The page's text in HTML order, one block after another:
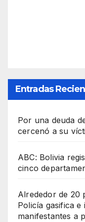
Entradas
Por una deuda
cercenó a su
ABC: Bolivia
cinco
Alrededor de 20
Policía gasifica e
manifestantes a